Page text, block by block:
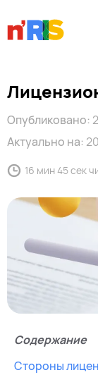
Опубликовано:
Актуально на:
16 мин 45 сек
Содержание
Стороны